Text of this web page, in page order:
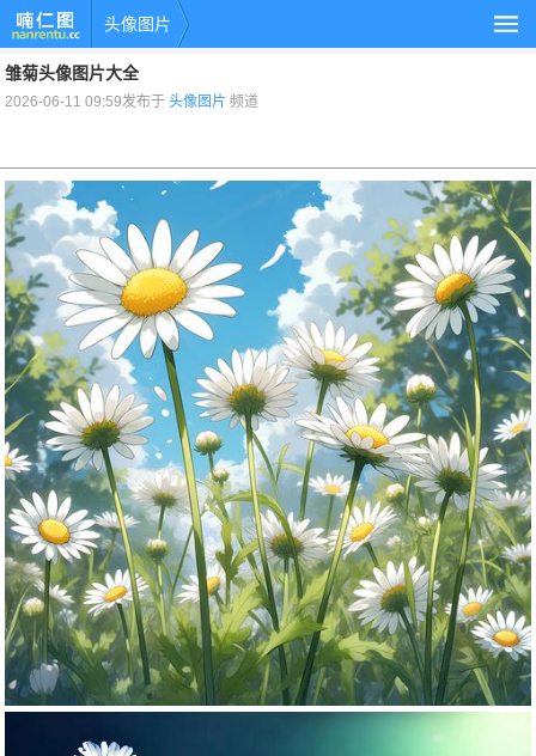
头像图片
雏菊头像图片大全
2026-06-11 09:59发布于头像图片 频道